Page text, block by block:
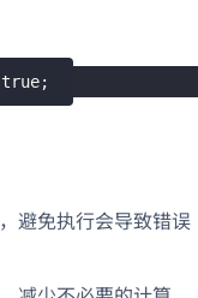
true;
避免执行会导致错误